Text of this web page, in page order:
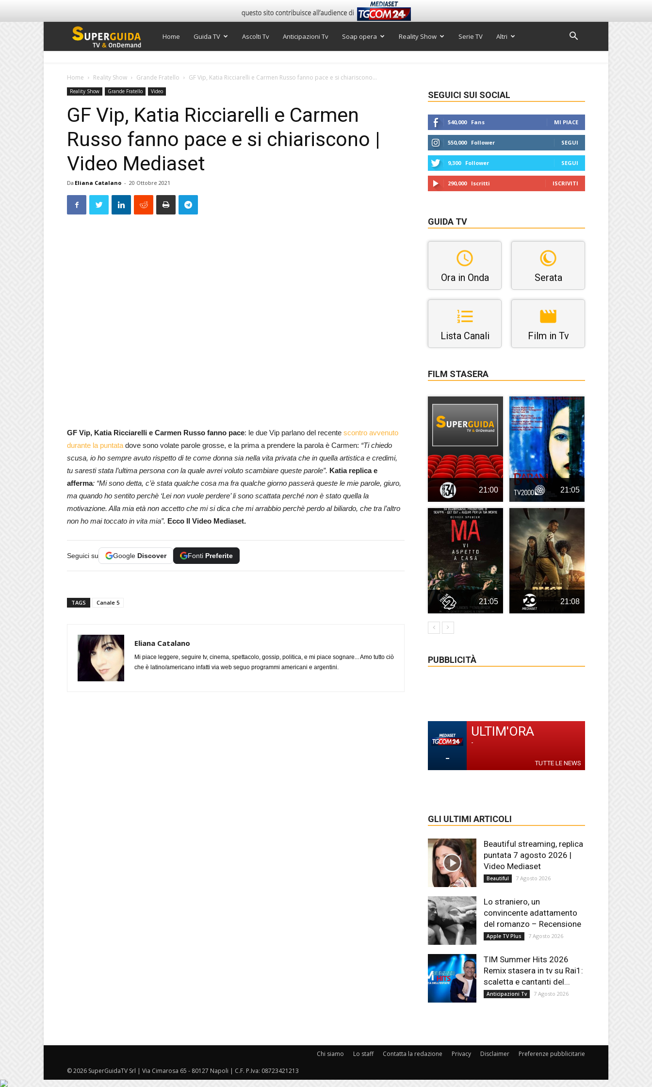
Super
TV
Home Guida TV Ascolti Tv Anticipazioni Tv Soap opera Reality Show Serie TV Altri
Home Reality Show Grande Fratello GF Vip, Katia Ricciarelli e Carmen Russo fanno pace e si chiariscono...
Reality Show Grande Fratello Video
GF Vip, Katia Ricciarelli e Carmen
Russo fanno pace e si chiariscono |
Video Mediaset
Da Eliana Catalano - 20 Ottobre 2021
GF Vip, Katia Ricciarelli e Carmen Russo fanno pace: le due Vip parlano del recente scontro avvenuto
durante la puntata dove sono volate parole grosse, e la prima a prendere la parola è Carmen: “Ti chiedo
scusa, io ho sempre avuto rispetto di te come donna sia nella vita privata che in quella artistica e credimi,
tu saresti stata l’ultima persona con la quale avrei voluto scambiare queste parole”. Katia replica e
afferma: “Mi sono detta, c’è stata qualche cosa ma fra qualche giorno passerà queste le mie parole, giuro,
ma quando ho sentito perchè ‘Lei non vuole perdere’ li sono scattata perché non è stato quella la
motivazione. Alla mia età non accetto che mi si dica che mi arrabbio perchè perdo al biliardo, che tra l’altro
non ho mai toccato in vita mia”. Ecco Il Video Mediaset.
Seguici su Google Discover Fonti Preferite
TAGS Canale 5
Eliana Catalano
Mi piace leggere, seguire tv, cinema, spettacolo, gossip, politica, e mi piace sognare... Amo tutto ciò
che è latino/americano infatti via web seguo programmi americani e argentini.
SEGUICI SUI SOCIAL
540,000 Fans MI PIACE
550,000 Follower SEGUI
9,300 Follower SEGUI
290,000 Iscritti ISCRIVITI
GUIDA TV
Ora in Onda Serata
Lista Canali Film in Tv
FILM STASERA
21:00 21:05
21:05 21:08
PUBBLICITÀ
-
ULTIM'ORA
-
TUTTE LE NEWS
GLI ULTIMI ARTICOLI
Beautiful streaming, replica
puntata 7 agosto 2026 |
Video Mediaset
Beautiful 7 Agosto 2026
Lo straniero, un
convincente adattamento
del romanzo – Recensione
Apple TV Plus 7 Agosto 2026
TIM Summer Hits 2026
Remix stasera in tv su Rai1:
scaletta e cantanti del...
Anticipazioni Tv 7 Agosto 2026
Chi siamo Lo staff Contatta la redazione Privacy Disclaimer Preferenze pubblicitarie
© 2026 SuperGuidaTV Srl | Via Cimarosa 65 - 80127 Napoli | C.F. P.Iva: 08723421213